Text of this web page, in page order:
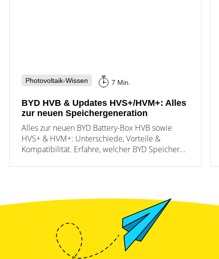
Photovoltaik-Wissen 7 Min.
BYD HVB & Updates HVS+/HVM+: Alles
zur neuen Speichergeneration
Alles zur neuen BYD Battery-Box HVB sowie
HVS+ & HVM+: Unterschiede, Vorteile &
Kompatibilität. Erfahre, welcher BYD Speicher